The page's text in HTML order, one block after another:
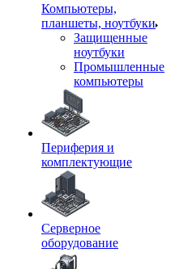
Компьютеры,
планшеты, ноутбуки
Защищенные
ноутбуки
Промышленные
компьютеры
Периферия и
комплектующие
Серверное
оборудование